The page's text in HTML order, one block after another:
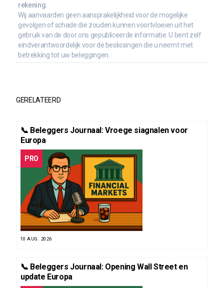
rekening.
Wij aanvaarden geen aansprakelijkheid voor de mogelijke
gevolgen of schade die zouden kunnen voortvloeien uit het
gebruik van de door ons gepubliceerde informatie. U bent zelf
eindverantwoordelijk voor de beslissingen die u neemt met
betrekking tot uw beleggingen.
GERELATEERD
📞 Beleggers Journaal: Vroege siagnalen voor
Europa
PRO
10 AUG. 2026
📞 Beleggers Journaal: Opening Wall Street en
update Europa